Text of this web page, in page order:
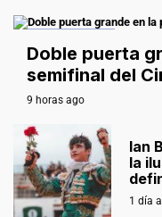
Doble puerta
semifinal del
9 horas ago
Ian
la
1 día